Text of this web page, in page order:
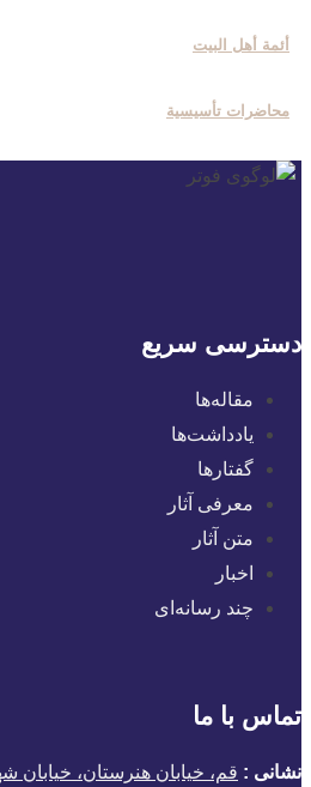
أئمة أهل البیت
محاضرات تأسیسیة
دسترسی سریع
مقاله‌ها
یادداشت‌ها
گفتارها
معرفی آثار
متن آثار
اخبار
چند رسانه‌ای
تماس با ما
نشانی : قم، خیابان هنرستان، خیابان